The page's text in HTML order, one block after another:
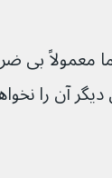
اما معمولاً بی
شما پس از سن ۴ یا ۵ سالگی دیگر آن را